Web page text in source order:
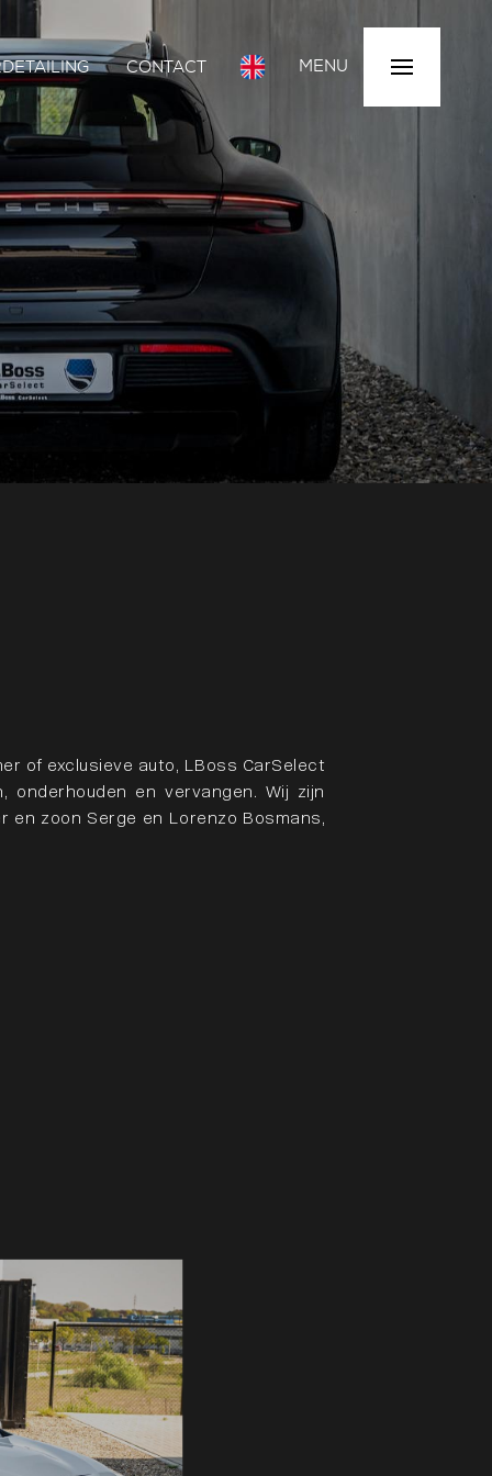
CONTACT MENU
of exclusieve auto, LBoss CarSelect
en vervangen. Wij zijn
en zoon Serge en Lorenzo Bosmans,